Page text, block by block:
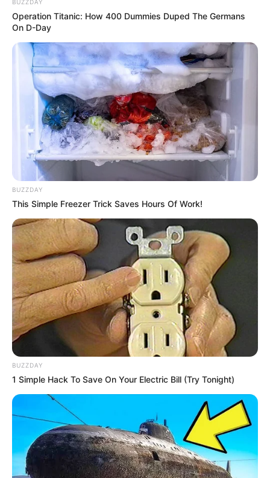
Serem! 9 Chat Ojek Online &
Pelanggan Ini Bikin Auto
Merinding
Bikin Ngakak, 10 Potret
Cosplay Murah Pakai Bahan
Seadanya
Anti Mainstream, 10 Cara
Membawa Barang Belanjaan
Versi Warga Thailand
BUZZDAY
Operation Titanic: How 400 Dummies Duped The Germans
On D-Day
BUZZDAY
This Simple Freezer Trick Saves Hours Of Work!
BUZZDAY
1 Simple Hack To Save On Your Electric Bill (Try Tonight)